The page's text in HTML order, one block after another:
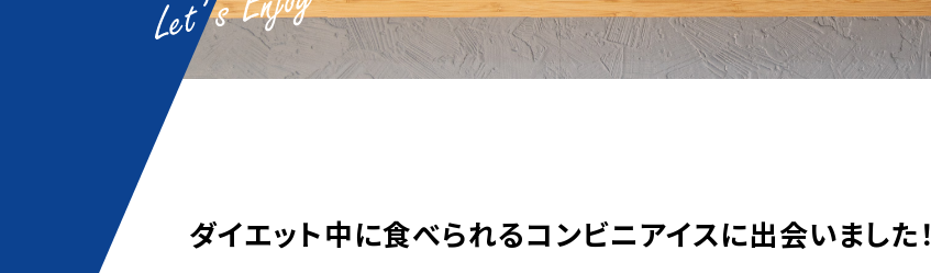
ダイエット中に食べられるコンビニアイスに出会いました！